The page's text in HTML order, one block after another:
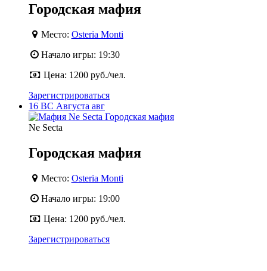
Городская мафия
Место: Osteria Monti
Начало игры: 19:30
Цена: 1200 руб./чел.
Зарегистрироваться
16 ВС Августа авг
Ne Secta
Городская мафия
Место: Osteria Monti
Начало игры: 19:00
Цена: 1200 руб./чел.
Зарегистрироваться